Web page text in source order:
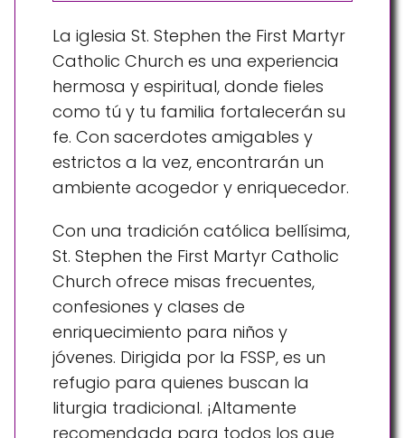
La iglesia St. Stephen the First Martyr
Catholic Church es una experiencia
hermosa y espiritual, donde fieles
como tú y tu familia fortalecerán su
fe. Con sacerdotes amigables y
estrictos a la vez, encontrarán un
ambiente acogedor y enriquecedor.
Con una tradición católica bellísima,
St. Stephen the First Martyr Catholic
Church ofrece misas frecuentes,
confesiones y clases de
enriquecimiento para niños y
jóvenes. Dirigida por la FSSP, es un
refugio para quienes buscan la
liturgia tradicional. ¡Altamente
recomendada para todos los que